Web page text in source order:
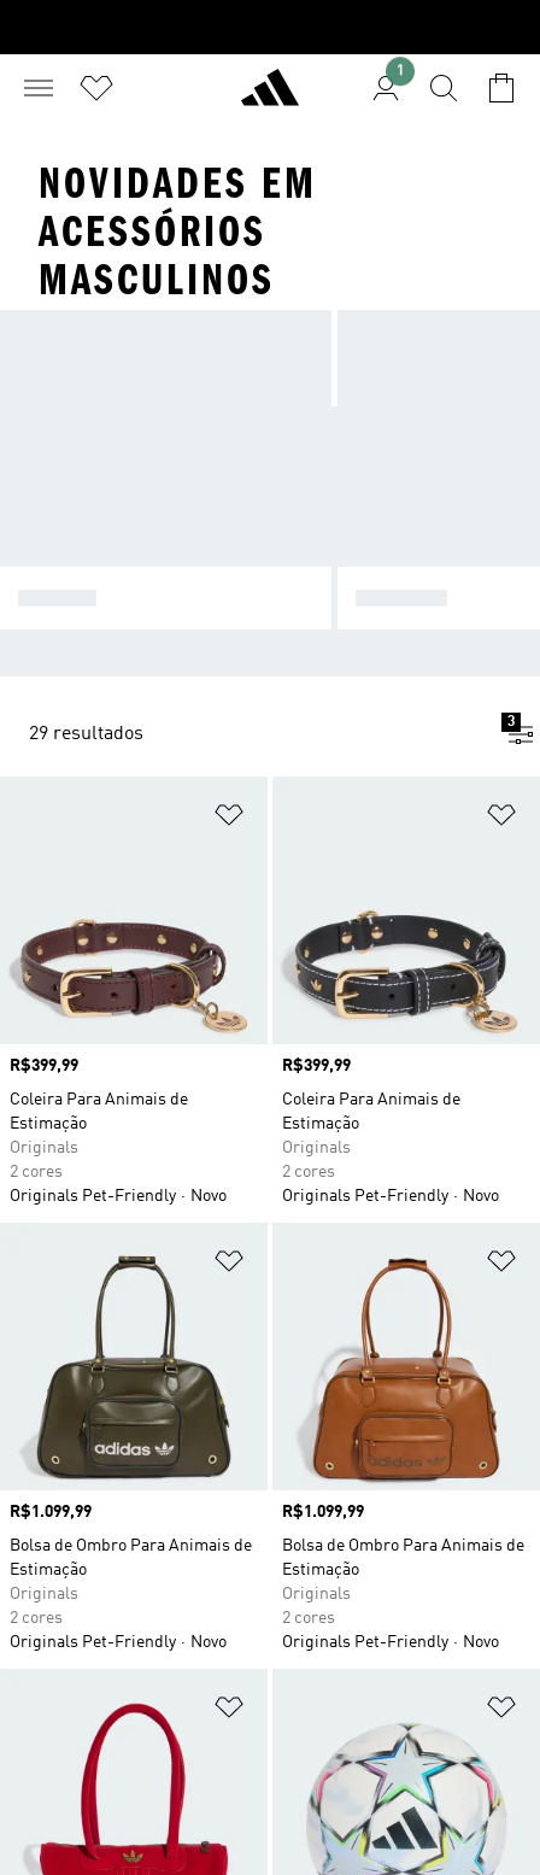
1
NOVIDADES EM
ACESSÓRIOS
MASCULINOS
29 resultados
3
Preço
R$399,99
Coleira Para Animais de
Estimação
Originals
2 cores
Originals Pet-Friendly
Novo
Preço
R$399,99
Coleira Para Animais de
Estimação
Originals
2 cores
Originals Pet-Friendly
Novo
Adicionar à Lista de Desejos
Preço
R$1.099,99
Bolsa de Ombro Para Animais de
Estimação
Originals
2 cores
Originals Pet-Friendly
Novo
Preço
R$1.099,99
Bolsa de Ombro Para Animais de
Estimação
Originals
2 cores
Originals Pet-Friendly
Novo